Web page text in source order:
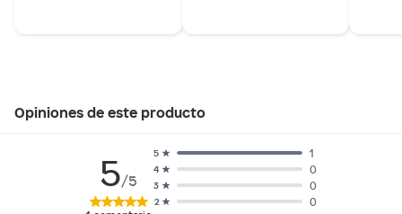
Opiniones de este producto
5/5
2 0
3 0
4 0
5 1